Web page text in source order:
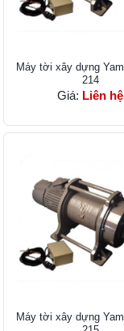
Máy tời xây dựng
214
Giá: Liên hệ
Máy tời xây dựng